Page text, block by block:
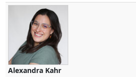
Alexandra Kahr